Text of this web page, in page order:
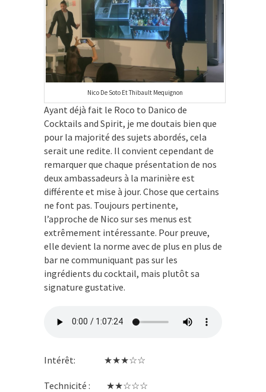
Nico De Soto Et Thibault Mequignon
Ayant déjà fait le Roco to Danico de
Cocktails and Spirit, je me doutais bien que
pour la majorité des sujets abordés, cela
serait une redite. Il convient cependant de
remarquer que chaque présentation de nos
deux ambassadeurs à la marinière est
différente et mise à jour. Chose que certains
ne font pas. Toujours pertinente,
l’approche de Nico sur ses menus est
extrêmement intéressante. Pour preuve,
elle devient la norme avec de plus en plus de
bar ne communiquant pas sur les
ingrédients du cocktail, mais plutôt sa
signature gustative.
Intérêt: ★★★☆☆
Technicité : ★★☆☆☆